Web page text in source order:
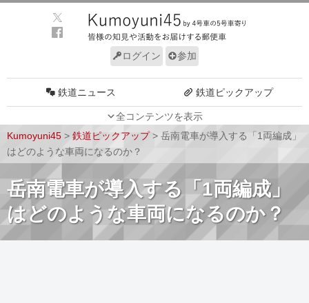
ログイン 参加
全コンテンツを表示
鉄道ニュース 鉄道ピックアップ
車両技術
Kumoyuni45 > 鉄道ピックアップ> 岳南電車が導入する「1両編成」
はどのような車両になるのか？
岳南電車が導入する「1両編成」
はどのような車両になるのか？